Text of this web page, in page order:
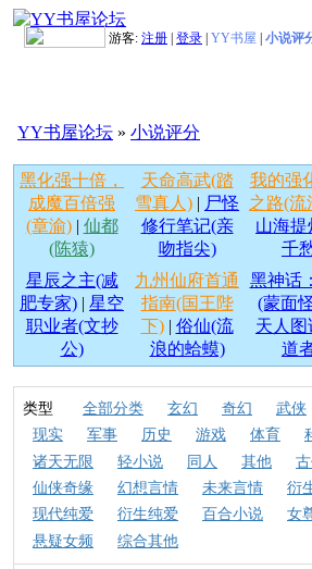
游客: 注册 登录 YY书屋 小说评
YY书屋论坛 » 小说评分
黑化强十倍，
成魔百倍强
(章渝)| 仙都
(陈猿)
天命高武(踏
雪真人) | 尸怪
修行笔记(亲
吻指尖)
我的强
之路(流
山海提
千
星辰之主(减
肥专家) | 星空
职业者(文抄
公)
九州仙府首通
指南(国王陛
下)| 俗仙(流
浪的蛤蟆)
黑神话
(蒙面
天人图
道
类型 全部分类 玄幻 奇幻 武侠
现实
军事 历史 游戏 体育
诸天无限
轻小说 同人 其他
仙侠奇缘
幻想言情 未来言情 衍
现代纯爱
衍生纯爱 百合小说 女
悬疑女频
综合其他